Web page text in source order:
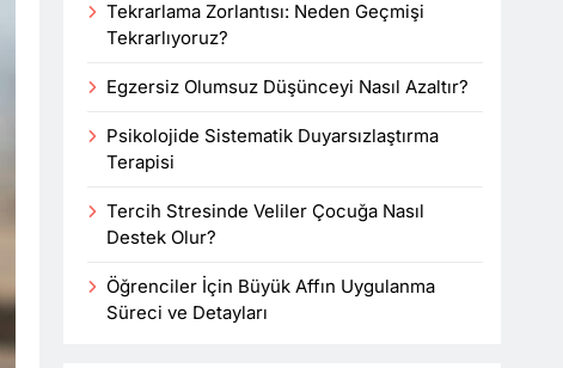
Tekrarlama Zorlantısı: Neden Geçmişi
Tekrarlıyoruz?
Egzersiz Olumsuz Düşünceyi Nasıl Azaltır?
Psikolojide Sistematik Duyarsızlaştırma
Terapisi
Tercih Stresinde Veliler Çocuğa Nasıl
Destek Olur?
Öğrenciler İçin Büyük Affın Uygulanma
Süreci ve Detayları